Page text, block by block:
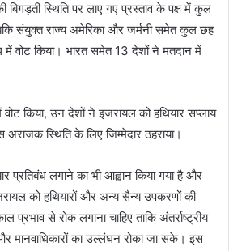
बिगड़ती स्थिति पर लाए गए प्रस्ताव के पक्ष में कुल
संयुक्त राज्य अमेरिका और जर्मनी समेत कुल छह
में वोट किया। भारत समेत 13 देशों ने मतदान में
किया, उन देशों ने इजरायल को हथियार सप्लाय
स्थिति के लिए जिम्मेदार ठहराया।
प्रतिबंध लगाने का भी आह्वान किया गया है और
को हथियारों और अन्य सैन्य उपकरणों की
प्रभाव से रोक लगाना चाहिए ताकि अंतर्राष्ट्रीय
मानवाधिकारों का उल्लंघन रोका जा सके। इस